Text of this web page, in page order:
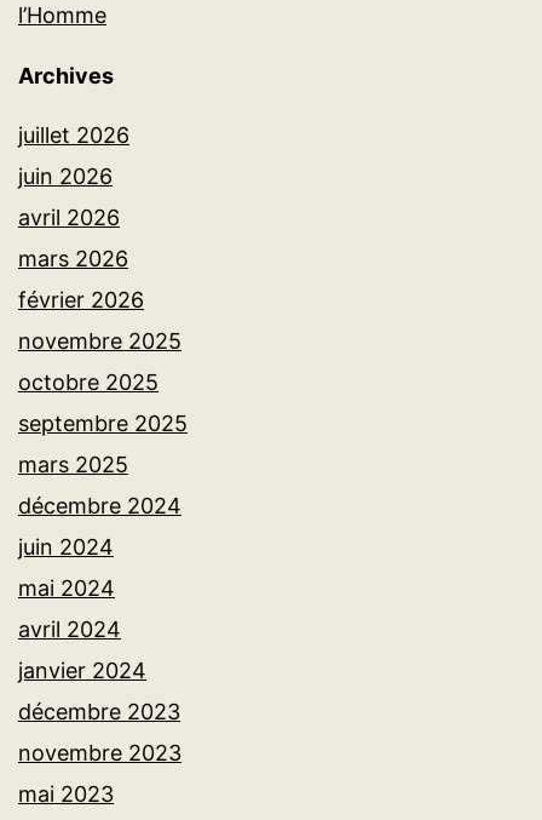
l’Homme
Archives
juillet 2026
juin 2026
avril 2026
mars 2026
février 2026
novembre 2025
octobre 2025
septembre 2025
mars 2025
décembre 2024
juin 2024
mai 2024
avril 2024
janvier 2024
décembre 2023
novembre 2023
mai 2023